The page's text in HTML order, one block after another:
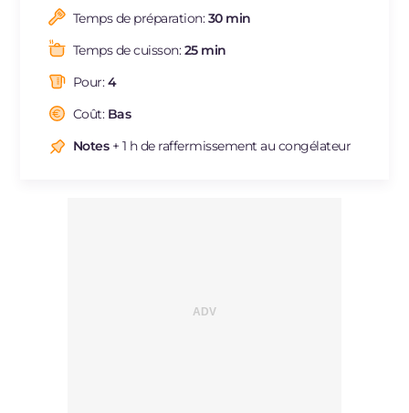
BR
NL
Temps de préparation:30 min
Temps de cuisson:25 min
Pour:4
Coût: Bas
Notes+ 1 h de raffermissement au congélateur